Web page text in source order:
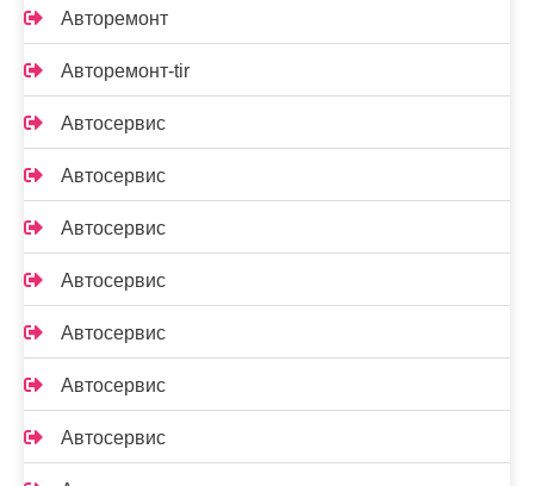
Авторемонт
Авторемонт-tir
Автосервис
Автосервис
Автосервис
Автосервис
Автосервис
Автосервис
Автосервис